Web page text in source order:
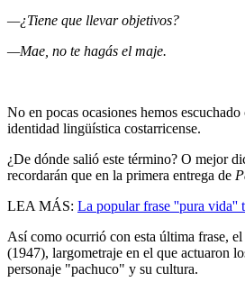
—¿Tiene que llevar objetivos?
—Mae, no te hagás el maje.
No en pocas ocasiones hemos
identidad lingüística costarricense.
¿De dónde salió este término? O mejor
recordarán que en la primera entrega de
LEA MÁS: La popular frase ''pura vida''
Así como ocurrió con esta última frase,
(1947), largometraje en el que actuaron
personaje "pachuco" y su cultura.